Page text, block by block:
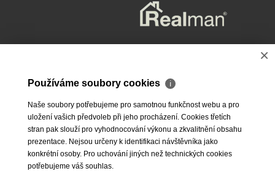
×
Používáme soubory cookies ℹ
Naše soubory potřebujeme pro samotnou funkčnost webu a pro
uložení vašich předvoleb při jeho procházení. Cookies třetích
stran pak slouží pro vyhodnocování výkonu a zkvalitnění obsahu
prezentace. Nejsou určeny k identifikaci návštěvníka jako
konkrétní osoby. Pro uchování jiných než technických cookies
potřebujeme váš souhlas.